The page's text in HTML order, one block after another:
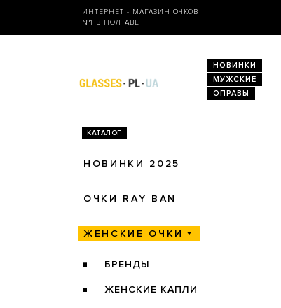
ИНТЕРНЕТ - МАГАЗИН ОЧКОВ
№1 В ПОЛТАВЕ
НОВИНКИ
МУЖСКИЕ
ОПРАВЫ
КАТАЛОГ
НОВИНКИ 2025
ОЧКИ RAY BAN
ЖЕНСКИЕ ОЧКИ
БРЕНДЫ
ЖЕНСКИЕ КАПЛИ